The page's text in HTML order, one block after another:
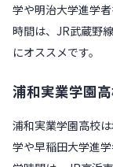
学や明治大学進学
時間は、JR武蔵野
にオススメです。
浦和実業学園
浦和実業学園高校
学や早稲田大学進